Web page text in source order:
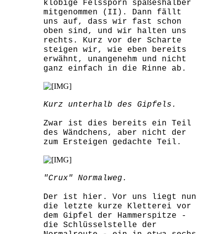
klobige Felssporn spaßeshalber
mitgenommen (II). Dann fällt
uns auf, dass wir fast schon
oben sind, und wir halten uns
rechts. Kurz vor der Scharte
steigen wir, wie eben bereits
erwähnt, unangenehm und nicht
ganz einfach in die Rinne ab.
Kurz unterhalb des Gipfels.
Zwar ist dies bereits ein Teil
des Wändchens, aber nicht der
zum Ersteigen gedachte Teil.
"Crux" Normalweg.
Der ist hier. Vor uns liegt nun
die letzte kurze Kletterei vor
dem Gipfel der Hammerspitze -
die Schlüsselstelle der